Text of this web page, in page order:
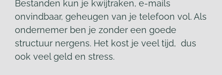
Bestanden kun je kwijtraken, e-mails
onvindbaar, geheugen van je telefoon vol. Als
ondernemer ben je zonder een goede
structuur nergens. Het kost je veel tijd, dus
ook veel geld en stress.